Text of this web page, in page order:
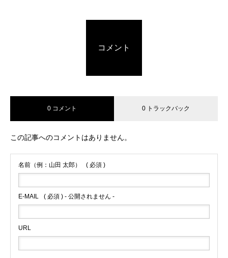
コメント
0 コメント 0 トラックバック
この記事へのコメントはありません。
名前（例：山田 太郎） ( 必須 )
E-MAIL ( 必須 ) - 公開されません -
URL